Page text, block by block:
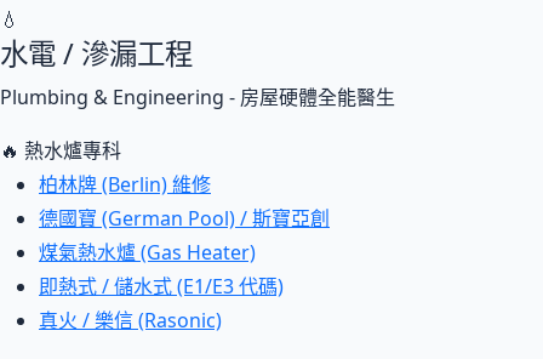
💧
水電 / 滲漏工程
Plumbing & Engineering - 房屋硬體全能醫生
🔥 熱水爐專科
柏林牌 (Berlin) 維修
德國寶 (German Pool) / 斯寶亞創
煤氣熱水爐 (Gas Heater)
即熱式 / 儲水式 (E1/E3 代碼)
真火 / 樂信 (Rasonic)